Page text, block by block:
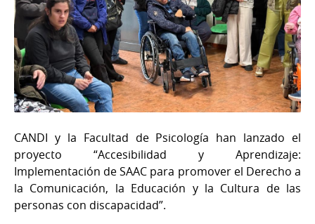
CANDI y la Facultad de Psicología han lanzado el
proyecto “Accesibilidad y Aprendizaje:
Implementación de SAAC para promover el Derecho a
la Comunicación, la Educación y la Cultura de las
personas con discapacidad”.